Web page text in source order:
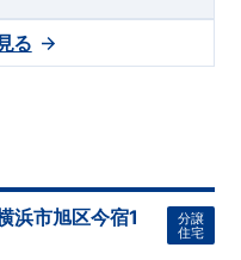
る
浜市旭区今宿1
分譲
住宅